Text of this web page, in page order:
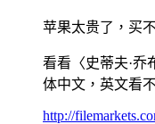
苹果太贵了，买
看看〈史蒂夫·乔
体中文，英文看
http://